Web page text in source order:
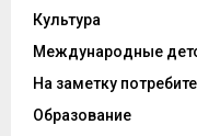
Культура
Международные
На заметку
Образование